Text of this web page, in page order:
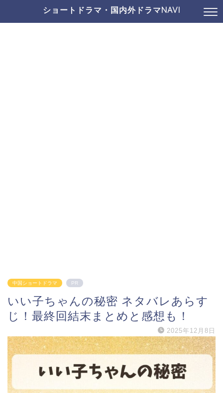
ショートドラマ・国内外ドラマNAVI
中国ショートドラマ PR
いい子ちゃんの秘密 ネタバレあらす
じ！最終回結末まとめと感想も！
2025年12月8日